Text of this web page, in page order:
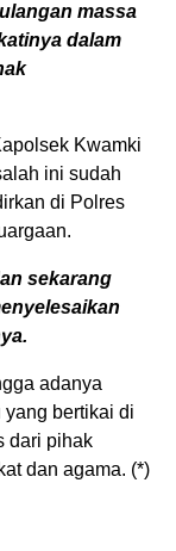
massa
dalam
Kwamki
ini sudah
di Polres
sekarang
adanya
bertikai di
dari pihak
dan agama. (*)